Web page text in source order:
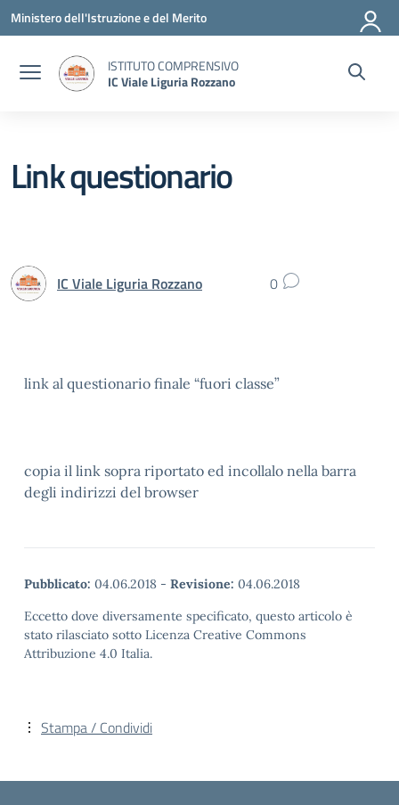
Vai ai contenuti
Vai al menu di navigazione
Vai al footer
Ministero dell'Istruzione e del Merito
ISTITUTO COMPRENSIVO
IC Viale Liguria Rozzano
Link questionario
IC Viale Liguria Rozzano 0
link al questionario finale “fuori classe”
copia il link sopra riportato ed incollalo nella barra
degli indirizzi del browser
Pubblicato: 04.06.2018 - Revisione: 04.06.2018
Eccetto dove diversamente specificato, questo articolo è
stato rilasciato sotto Licenza Creative Commons
Attribuzione 4.0 Italia.
Stampa / Condividi